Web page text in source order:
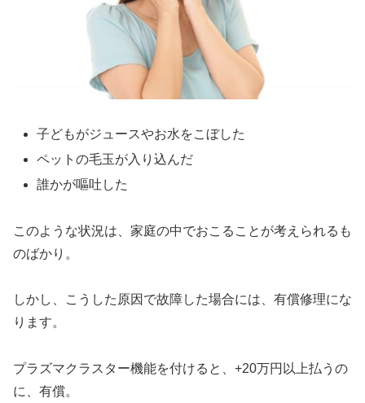
子どもがジュースやお水をこぼした
ペットの毛玉が入り込んだ
誰かが嘔吐した
このような状況は、家庭の中でおこることが考えられるも
のばかり。
しかし、こうした原因で故障した場合には、有償修理にな
ります。
プラズマクラスター機能を付けると、+20万円以上払うの
に、有償。